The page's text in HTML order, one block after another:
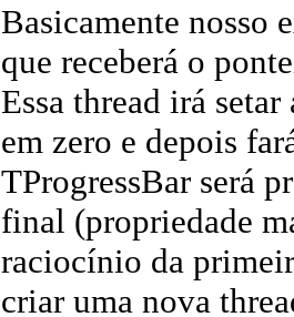
Basicamente nosso
que receberá o
Essa thread irá
em zero e depois
TProgressBar será
final (propriedade
raciocínio da
criar uma nova